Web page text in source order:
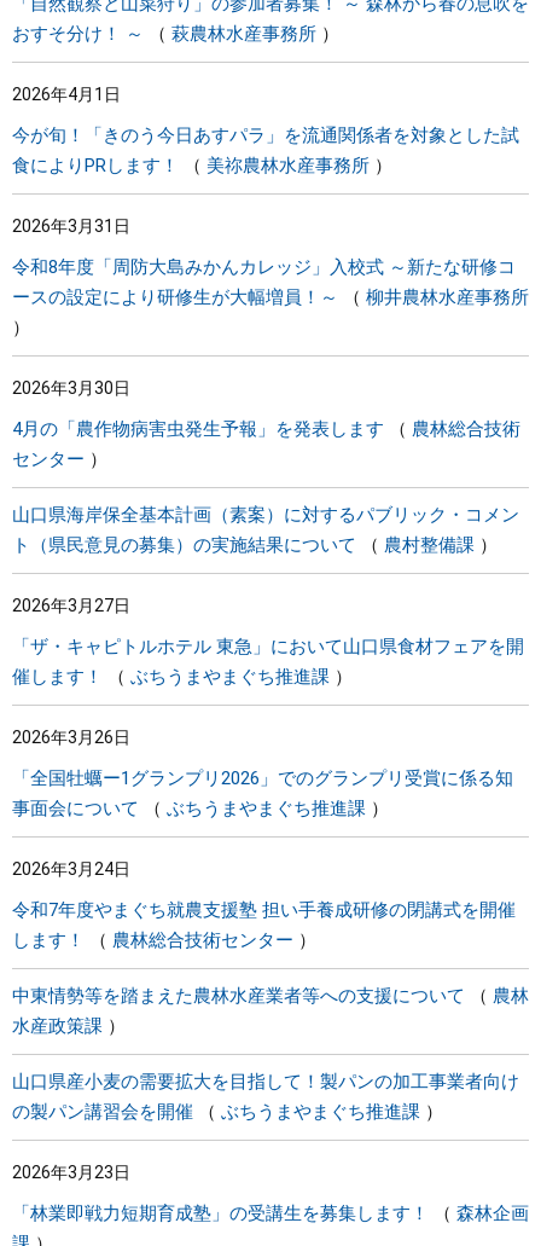
おすそ分け！ ～
萩農林水産事務所
2026年4月1日
今が旬！「きのう今日あすパラ」を流通関係者を対象とした試
食によりPRします！
美祢農林水産事務所
2026年3月31日
令和8年度「周防大島みかんカレッジ」入校式 ～新たな研修コ
ースの設定により研修生が大幅増員！～
柳井農林水産事務所
2026年3月30日
4月の「農作物病害虫発生予報」を発表します
農林総合技術
センター
山口県海岸保全基本計画（素案）に対するパブリック・コメン
ト（県民意見の募集）の実施結果について
農村整備課
2026年3月27日
「ザ・キャピトルホテル 東急」において山口県食材フェアを開
催します！
ぶちうまやまぐち推進課
2026年3月26日
「全国牡蠣ー1グランプリ2026」でのグランプリ受賞に係る知
事面会について
ぶちうまやまぐち推進課
2026年3月24日
令和7年度やまぐち就農支援塾 担い手養成研修の閉講式を開催
します！
農林総合技術センター
中東情勢等を踏まえた農林水産業者等への支援について
農林
水産政策課
山口県産小麦の需要拡大を目指して！製パンの加工事業者向け
の製パン講習会を開催
ぶちうまやまぐち推進課
2026年3月23日
「林業即戦力短期育成塾」の受講生を募集します！
森林企画